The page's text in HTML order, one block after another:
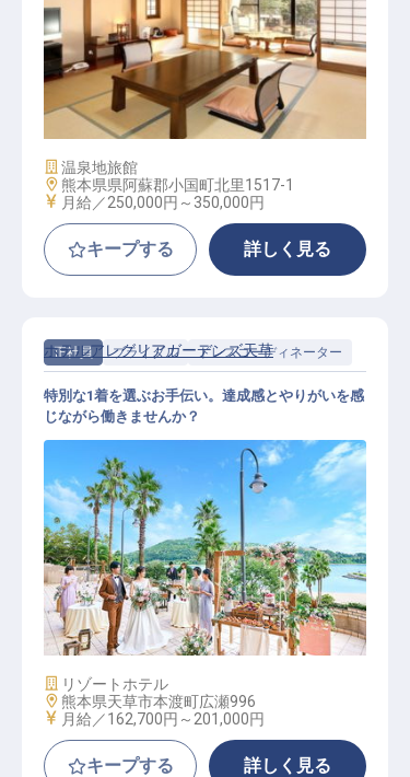
サービススタッフ│年休125日／オー
プニング／未経験OK／月給25万～
施設業態
温泉地旅館
勤務地
熊本県県阿蘇郡小国町北里1517-1
給与
月給／250,000円～ 350,000円
キープする 詳しく見る
正社員 ブライダル ドレスコーディネーター
婚礼衣装プランナー（賞与年2回／
マイカー通勤OK／研修制度あり）
ホテルアレグリアガーデンズ天草
特別な1着を選ぶお手伝い。達成感とやりがいを感
じながら働きませんか？
施設業態
リゾートホテル
勤務地
熊本県天草市本渡町広瀬996
給与
月給／162,700円～ 201,000円
キープする 詳しく見る